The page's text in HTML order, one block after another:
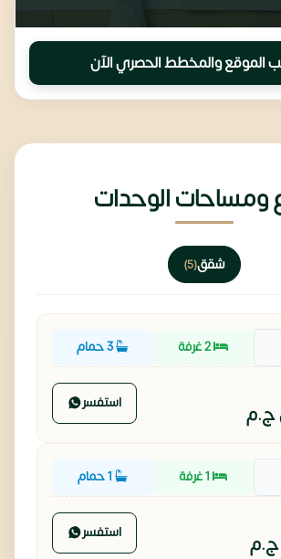
الموقع والمخطط الحصري الآن
ومساحات الوحدات
شقق(5)
2 غرفة 3 حمام
ج.م استفسر
1 غرفة
ج.م استفسر